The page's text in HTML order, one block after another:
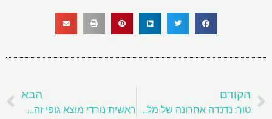
קודם
הקודם
טור: נדנדה אחרונה של מלאי האלומיניום LME?
הבא
ראשית נורדי מוצא גופי זהב חדשים באיידה בשבדיה